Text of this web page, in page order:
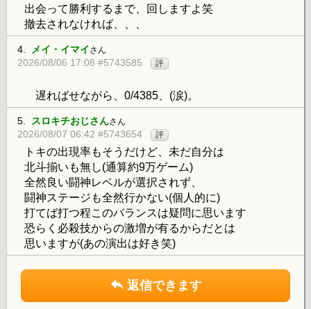
出会って勝利するまで、回しますよ笑
撤去されなければ、、、
4. メイ・イマイ さん
2026/08/06 17:08 #5743585 評
遅ればせながら、0/4385、(涙)。
5. スロキチおじさんさん
2026/08/07 06:42 #5743654 評
トキの出現率もそうだけど、未だ自分は
北斗揃いも無し(通算約9万ゲーム)
全然良い闘神レベルが選択されず、
闘神ステージも全然行かない(個人的に)
打てば打つ程このバランスは疑問に思います
恐らく必殺技からの激増が有るからだとは
思いますが(あの演出は好き笑)
返信できます